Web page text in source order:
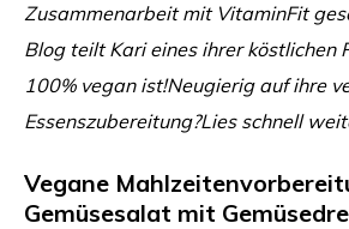
Zusammenarbeit mit VitaminFit
Blog teilt Kari eines ihrer köstlichen
100% vegan ist!Neugierig auf ihre
Essenszubereitung?Lies schnell
Vegane
Gemüsesalat mit